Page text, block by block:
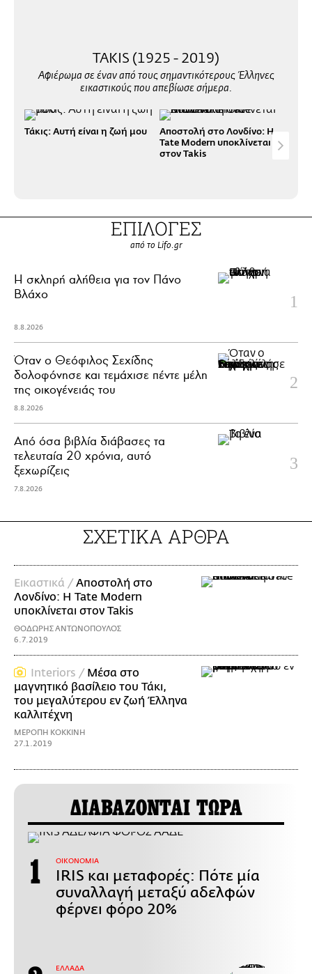
TAKIS (1925 - 2019)
Αφιέρωμα σε έναν από τους σημαντικότερους Έλληνες
εικαστικούς που απεβίωσε σήμερα.
Τάκις: Αυτή είναι η ζωή μου
Αποστολή στο Λονδίνο: Η
Tate Modern υποκλίνεται
στον Takis
ΕΠΙΛΟΓΕΣ
από το Lifo.gr
H σκληρή αλήθεια για τον Πάνο
Βλάχο
8.8.2026
Όταν ο Θεόφιλος Σεχίδης
δολοφόνησε και τεμάχισε πέντε μέλη
της οικογένειάς του
8.8.2026
Από όσα βιβλία διάβασες τα
τελευταία 20 χρόνια, αυτό
ξεχωρίζεις
7.8.2026
ΣΧΕΤΙΚΑ ΑΡΘΡΑ
Εικαστικά /Αποστολή στο
Λονδίνο: Η Tate Modern
υποκλίνεται στον Takis
ΘΟΔΩΡΗΣ ΑΝΤΩΝΟΠΟΥΛΟΣ
6.7.2019
Interiors / Μέσα στο
μαγνητικό βασίλειο του Τάκι,
του μεγαλύτερου εν ζωή Έλληνα
καλλιτέχνη
ΜΕΡΟΠΗ ΚΟΚΚΙΝΗ
27.1.2019
ΔΙΑΒΑΖΟΝΤΑΙ ΤΩΡΑ
ΟΙΚΟΝΟΜΙΑ
IRIS και μεταφορές: Πότε μία
συναλλαγή μεταξύ αδελφών
φέρνει φόρο 20%
ΕΛΛΑΔΑ